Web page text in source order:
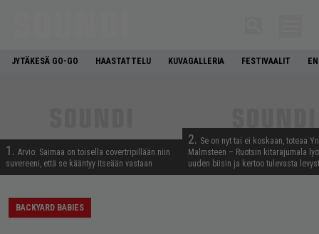
JYTÄKESÄ GO-GO HAASTATTELU KUVAGALLERIA FESTIVAALIT
1. Arvio: Saimaa on toisella covertripillään niin
suvereeni, että se kääntyy itseään vastaan
2. Se on nyt tai ei koskaan, toteaa
Malmsteen – Ruotsin kitarajumala
uuden biisin ja kertoo tulevasta
BACKYARD BABIES